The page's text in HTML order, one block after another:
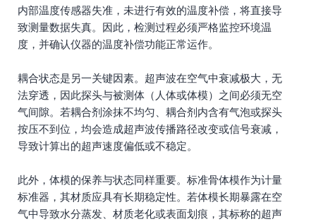
内部温度传感器失准，未进行有效的温度补偿，将直接导
致测量数据失真。因此，检测过程必须严格监控环境温
度，并确认仪器的温度补偿功能正常运作。
耦合状态是另一关键因素。超声波在空气中衰减极大，无
法穿透，因此探头与被测体（人体或体模）之间必须无空
气间隙。若耦合剂涂抹不均匀、耦合剂内含有气泡或探头
按压不到位，均会造成超声波传播路径改变或信号衰减，
导致计算出的超声速度偏低或不稳定。
此外，体模的保养与状态同样重要。标准骨体模作为计量
标准器，其材质应具有长期稳定性。若体模长期暴露在空
气中导致水分蒸发、材质老化或表面划痕，其标称的超声